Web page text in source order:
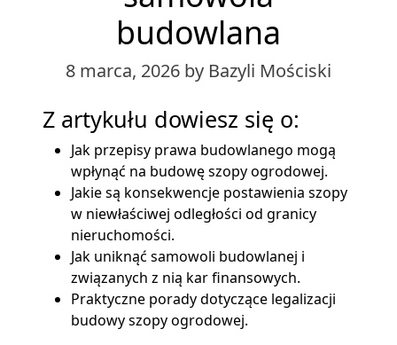
budowlana
8 marca, 2026 by Bazyli Mościski
Z artykułu dowiesz się o:
Jak przepisy prawa budowlanego mogą
wpłynąć na budowę szopy ogrodowej.
Jakie są konsekwencje postawienia szopy
w niewłaściwej odległości od granicy
nieruchomości.
Jak uniknąć samowoli budowlanej i
związanych z nią kar finansowych.
Praktyczne porady dotyczące legalizacji
budowy szopy ogrodowej.